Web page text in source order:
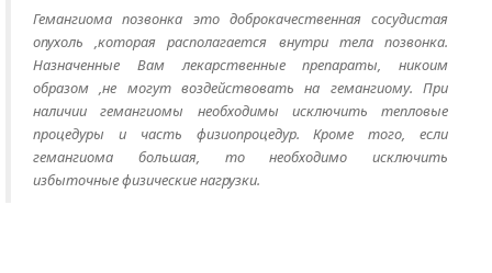
Гемангиома позвонка это доброкачественная сосудистая
опухоль ,которая располагается внутри тела позвонка.
Назначенные Вам лекарственные препараты, никоим
образом ,не могут воздействовать на гемангиому. При
наличии гемангиомы необходимы исключить тепловые
процедуры и часть физиопроцедур. Кроме того, если
гемангиома большая, то необходимо исключить
избыточные физические нагрузки.